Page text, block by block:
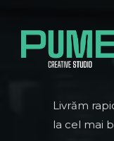
Livrăm
la cel mai